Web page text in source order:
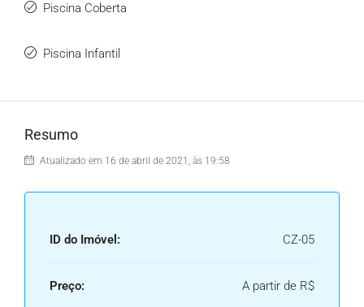
Piscina Coberta
Piscina Infantil
Resumo
Atualizado em 16 de abril de 2021, às 19:58
ID do Imóvel: CZ-05
Preço: A partir de R$